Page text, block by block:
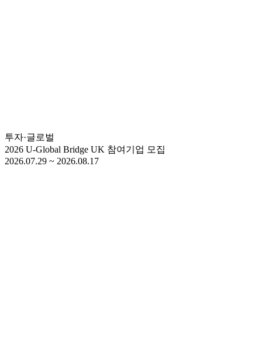
투자·글로벌
2026 U-Global Bridge UK 참여기업 모집
2026.07.29 ~ 2026.08.17